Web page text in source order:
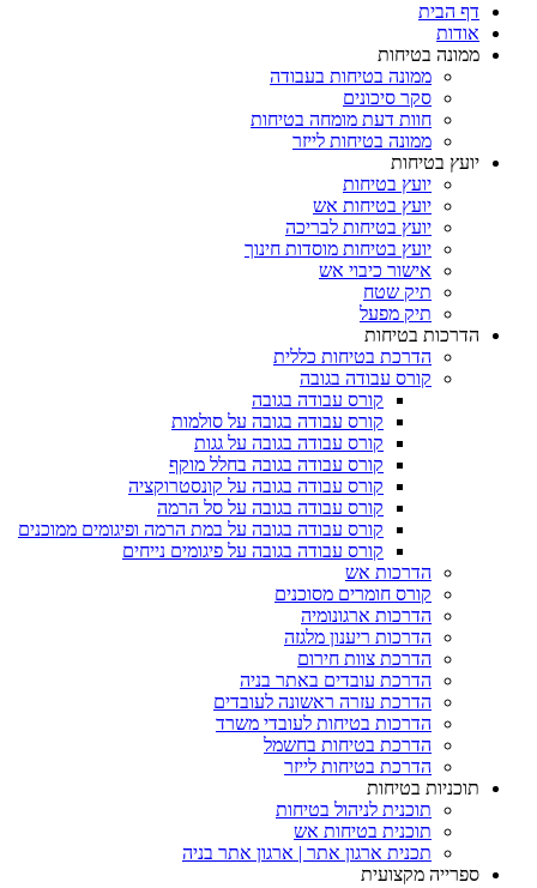
דף הבית
אודות
ממונה בטיחות
ממונה בטיחות בעבודה
סקר סיכונים
חוות דעת מומחה בטיחות
ממונה בטיחות לייזר
יועץ בטיחות
יועץ בטיחות
יועץ בטיחות אש
יועץ בטיחות לבריכה
יועץ בטיחות מוסדות חינוך
אישור כיבוי אש
תיק שטח
תיק מפעל
הדרכות בטיחות
הדרכת בטיחות כללית
קורס עבודה בגובה
קורס עבודה בגובה
קורס עבודה בגובה על סולמות
קורס עבודה בגובה על גגות
קורס עבודה בגובה בחלל מוקף
קורס עבודה בגובה על קונסטרוקציה
קורס עבודה בגובה על סל הרמה
קורס עבודה בגובה על במת הרמה ופיגומים ממוכנים
קורס עבודה בגובה על פיגומים נייחים
הדרכות אש
קורס חומרים מסוכנים
הדרכות ארגונומיה
הדרכות ריענון מלגזה
הדרכת צוות חירום
הדרכת עובדים באתר בניה
הדרכת עזרה ראשונה לעובדים
הדרכות בטיחות לעובדי משרד
הדרכת בטיחות בחשמל
הדרכת בטיחות לייזר
תוכניות בטיחות
תוכנית לניהול בטיחות
תוכנית בטיחות אש
תכנית ארגון אתר | ארגון אתר בניה
ספרייה מקצועית